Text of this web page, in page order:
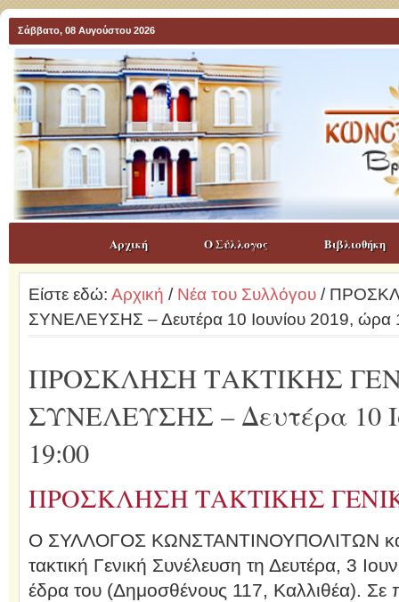
Σάββατο, 08 Αυγούστου 2026
Αρχική Ο Σύλλογος Βιβλιοθήκη
Είστε εδώ: Αρχική / Νέα του Συλλόγου/
ΣΥΝΕΛΕΥΣΗΣ – Δευτέρα 10 Ιουνίου 2019, ώρα
ΠΡΟΣΚΛΗΣΗ ΤΑΚΤΙΚΗΣ
ΣΥΝΕΛΕΥΣΗΣ – Δευτέρα 10
19:00
ΠΡΟΣΚΛΗΣΗ ΤΑΚΤΙΚΗΣ
Ο ΣΥΛΛΟΓΟΣ ΚΩΝΣΤΑΝΤΙΝΟΥΠΟΛΙΤΩΝ
τακτική Γενική Συνέλευση τη Δευτέρα, 3
έδρα του (Δημοσθένους 117, Καλλιθέα). Σε